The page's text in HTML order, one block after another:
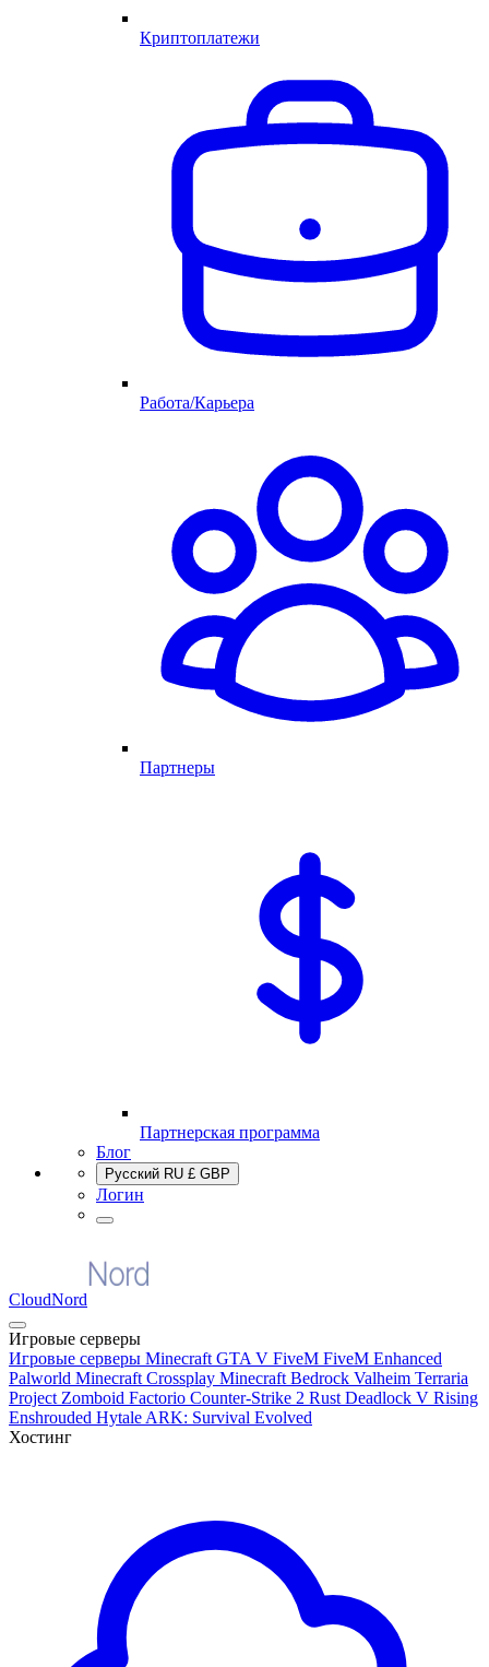
Криптоплатежи
Работа/Карьера
Партнеры
Партнерская программа
Блог
Русский RU £ GBP
Логин
CloudNord
Игровые серверы
Игровые серверы Minecraft GTA V FiveM FiveM Enhanced
Palworld Minecraft Crossplay Minecraft Bedrock Valheim Terraria
Project Zomboid Factorio Counter-Strike 2 Rust Deadlock V Rising
Enshrouded Hytale ARK: Survival Evolved
Хостинг